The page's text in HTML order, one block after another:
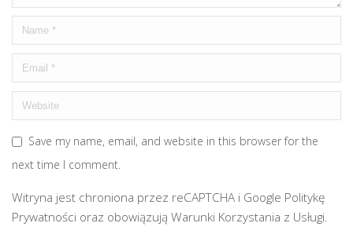
Save my name, email, and website in this browser for the
next time I comment.
Witryna jest chroniona przez reCAPTCHA i Google Politykę
Prywatności oraz obowiązują Warunki Korzystania z Usługi.